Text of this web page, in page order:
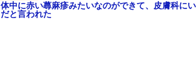
体中に赤い蕁麻疹みたいなのができて、皮膚科に
だと言われた